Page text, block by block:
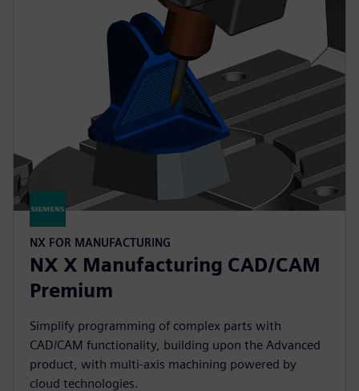
NX FOR MANUFACTURING
NX X Manufacturing CAD/CAM
Premium
Simplify programming of complex parts with
CAD/CAM functionality, building upon the Advanced
product, with multi-axis machining powered by
cloud technologies.